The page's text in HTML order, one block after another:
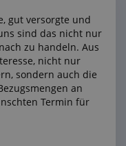
gut versorgte und
sind das nicht nur
zu handeln. Aus
nicht nur
sondern auch die
an
Termin für